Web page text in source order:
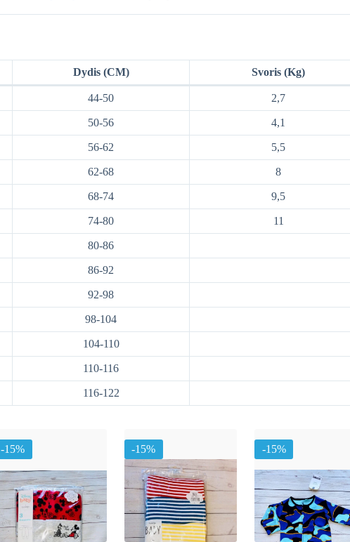
Dydis (CM) Svoris (Kg)
44-50 2,7
50-56 4,1
56-62 5,5
62-68 8
68-74 9,5
74-80 11
80-86
86-92
92-98
98-104
104-110
110-116
116-122
-15% -15% -15%